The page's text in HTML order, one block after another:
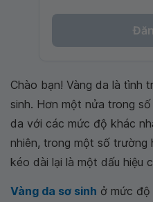
Chào bạn! Vàng da là tình
sinh. Hơn một nửa trong
da với các mức độ khác
nhiên, trong một số trường
kéo dài lại là một dấu hiệu
Vàng da sơ sinh ở mức độ